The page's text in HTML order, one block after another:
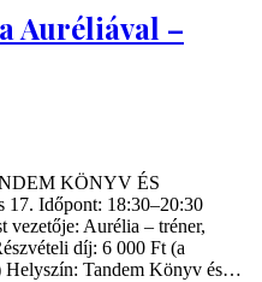
Auréliával –
KÖNYV ÉS
Időpont: 18:30–20:30
vezetője: Aurélia – tréner,
díj: 6 000 Ft (a
Helyszín: Tandem Könyv és…